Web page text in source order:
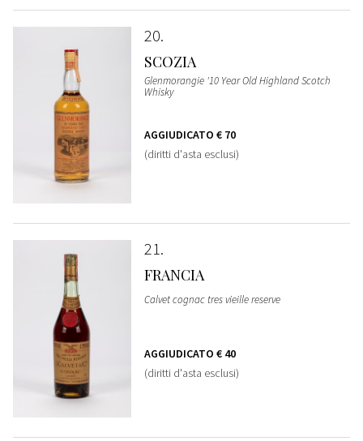
20
SCOZIA
Glenmorangie '10 Year Old Highland Scotch
Whisky
AGGIUDICATO € 70
(diritti d'asta esclusi)
21
FRANCIA
Calvet cognac tres vieille reserve
AGGIUDICATO € 40
(diritti d'asta esclusi)